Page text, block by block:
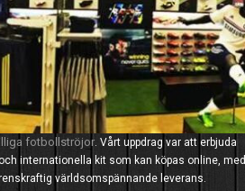
fotbollströjor. Vårt uppdrag var att erbjuda
internationella kit som kan köpas online, med
världsomspännande leverans.